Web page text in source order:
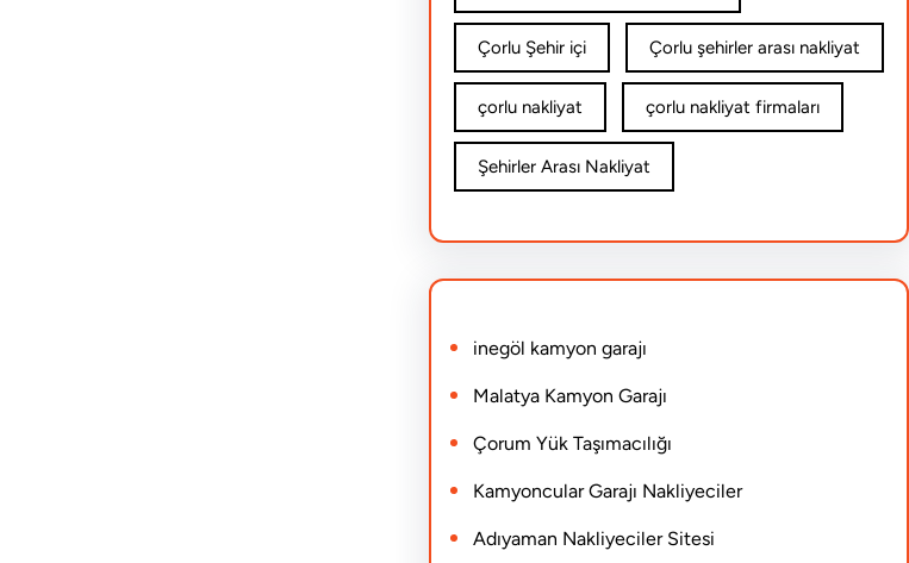
Çorlu Şehir içi Çorlu şehirler arası nakliyat
çorlu nakliyat çorlu nakliyat firmaları
Şehirler Arası Nakliyat
inegöl kamyon garajı
Malatya Kamyon Garajı
Çorum Yük Taşımacılığı
Kamyoncular Garajı Nakliyeciler
Adıyaman Nakliyeciler Sitesi